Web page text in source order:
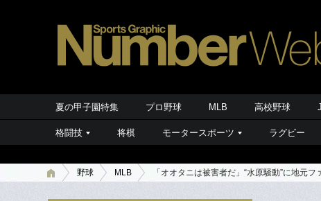
夏の甲子園特集 プロ野球 MLB 高校野球
格闘技 将棋 モータースポーツ ラグビー
野球 MLB 「オオタニは被害者だ」“水原騒動”に地元